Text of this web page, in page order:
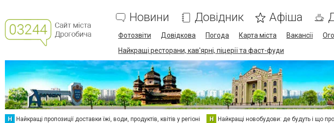
Новини Довідник Афіша
Фотозвіти Довідкова Погода Карта міста Вакансії
Найкращі ресторани, кав'ярні, піцерії та фаст-фуди
Н Найкращі пропозиції доставки їжі, води, продуктів, квітів у регіоні Н Найкращі новобудови: де будуть і що